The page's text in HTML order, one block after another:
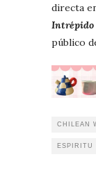
directa
público
CHILEAN
ESPIRITU